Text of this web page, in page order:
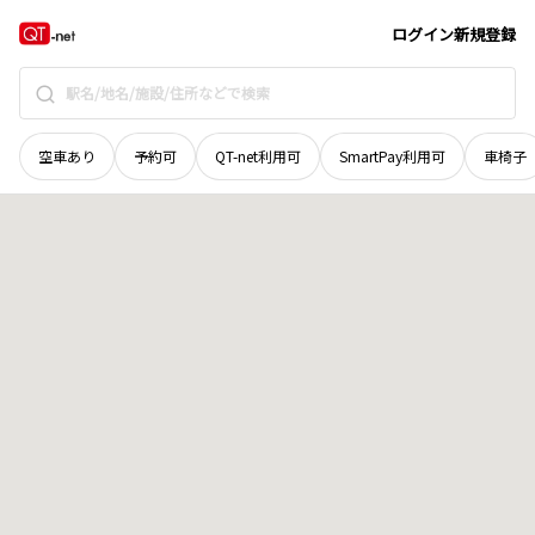
ログイン新規登録
空車あり 予約可 QT-net利用可 SmartPay利用可 車椅子
北海道